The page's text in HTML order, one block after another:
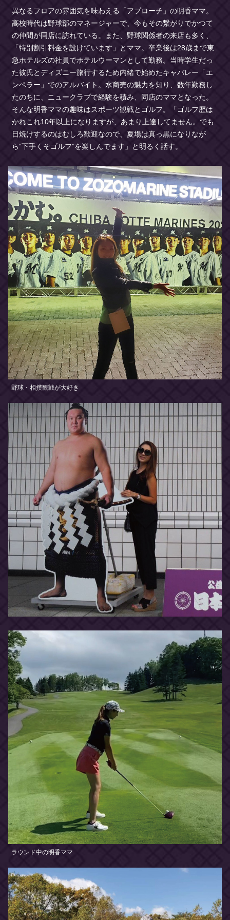
異なるフロアの雰囲気を味わえる「アプローチ」の明香ママ。
高校時代は野球部のマネージャーで、今もその繋がりでかつて
の仲間が同店に訪れている。また、野球関係者の来店も多く、
「特別割引料金を設けています」とママ。卒業後は28歳まで東
急ホテルズの社員でホテルウーマンとして勤務。当時学生だっ
た彼氏とディズニー旅行するため内緒で始めたキャバレー「エ
ンペラー」でのアルバイト。水商売の魅力を知り、数年勤務し
たのちに、ニュークラブで経験を積み、同店のママとなった。
そんな明香ママの趣味はスポーツ観戦とゴルフ。「ゴルフ歴は
かれこれ10年以上になりますが、あまり上達してません。でも
日焼けするのはむしろ歓迎なので、夏場は真っ黒になりなが
ら“下手くそゴルフ”を楽しんでます」と明るく話す。
野球・相撲観戦が大好き
ラウンド中の明香ママ